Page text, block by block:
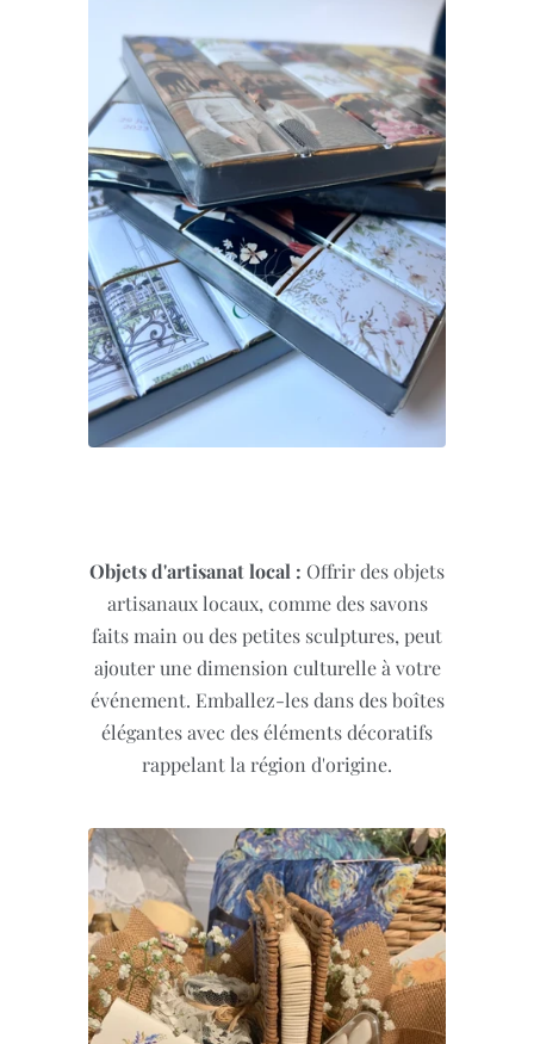
Objets d'artisanat local : Offrir des objets
artisanaux locaux, comme des savons
faits main ou des petites sculptures, peut
ajouter une dimension culturelle à votre
événement. Emballez-les dans des boîtes
élégantes avec des éléments décoratifs
rappelant la région d'origine.